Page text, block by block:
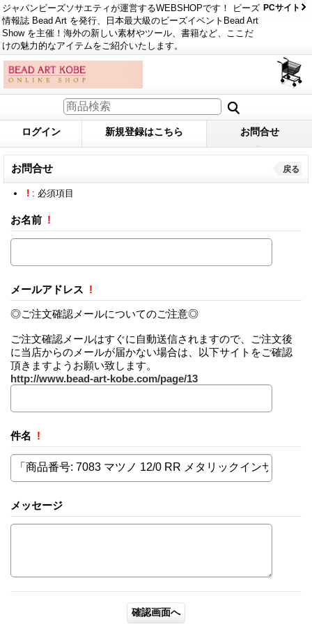
ジャパンビーズソサエティが運営するWEBSHOPです！ ビーズ
情報誌 Bead Art を発行、日本最大級のビーズイベントBead Art
Show を主催！海外の新しい素材やツール、書籍など、ここだ
けの魅力的なアイテムをご紹介いたします。
PCサイト
ログイン 新規登録はこちら お問合せ
お問合せ 戻る
! : 必須項目
お名前 !
メールアドレス !
◎ご注文確認メールについてのご注意◎
ご注文確認メールはすぐに自動送信されますので、ご注文後
に当店からのメールが届かない場合は、以下サイトをご確認
頂きますようお願い致します。
http://www.bead-art-kobe.com/page/13
件名 !
メッセージ